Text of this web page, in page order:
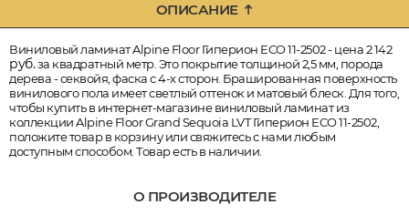
ОПИСАНИЕ
Виниловый ламинат Alpine Floor Гиперион ECO 11-2502 - цена 2 142
руб.за квадратный метр. Это покрытие толщиной 2,5 мм, порода
дерева - секвойя, фаска с 4-х сторон. Брашированная поверхность
винилового пола имеет светлый оттенок и матовый блеск. Для того,
чтобы купить в интернет-магазине виниловый ламинат из
коллекции Alpine Floor Grand Sequoia LVT Гиперион ECO 11-2502,
положите товар в корзину или свяжитесь с нами любым
доступным способом. Товар есть в наличии.
О ПРОИЗВОДИТЕЛЕ